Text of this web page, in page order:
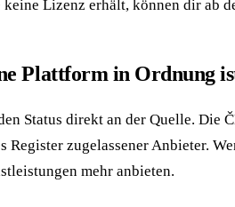
Lizenz erhält, können dir ab
Plattform in Ordnung
Status direkt an der Quelle.
zugelassener Anbieter.
mehr anbieten.